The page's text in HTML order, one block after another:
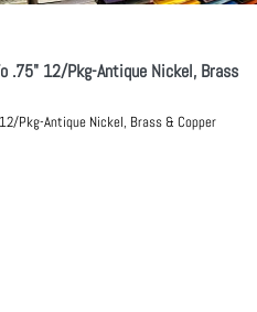
.75" 12/Pkg-Antique Nickel, Brass
Pkg-Antique Nickel, Brass & Copper